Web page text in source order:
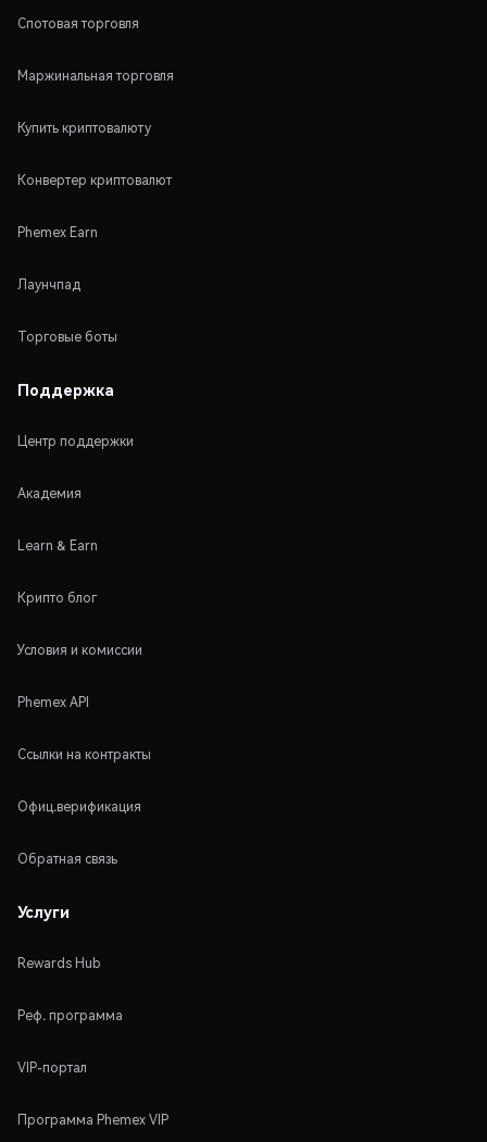
Спотовая торговля
Маржинальная торговля
Купить криптовалюту
Конвертер криптовалют
Phemex Earn
Лаунчпад
Торговые боты
Поддержка
Центр поддержки
Академия
Learn & Earn
Крипто блог
Условия и комиссии
Phemex API
Ссылки на контракты
Офиц.верификация
Обратная связь
Услуги
Rewards Hub
Реф. программа
VIP-портал
Программа Phemex VIP